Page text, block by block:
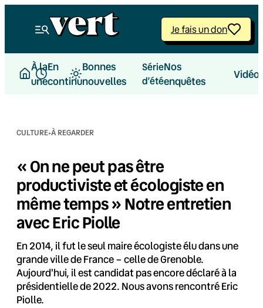
Je fais un don
À la
une
En
continu
Bonnes
nouvelles
Série
d’été
Nos
enquêtes
CULTURE·À REGARDER
« On ne peut pas être
productiviste et écologiste en
même temps » Notre entretien
avec Eric Piolle
En 2014, il fut le seul maire écologiste élu dans une
grande ville de France – celle de Grenoble.
Aujourd'hui, il est candidat pas encore déclaré à la
présidentielle de 2022. Nous avons rencontré Eric
Piolle.